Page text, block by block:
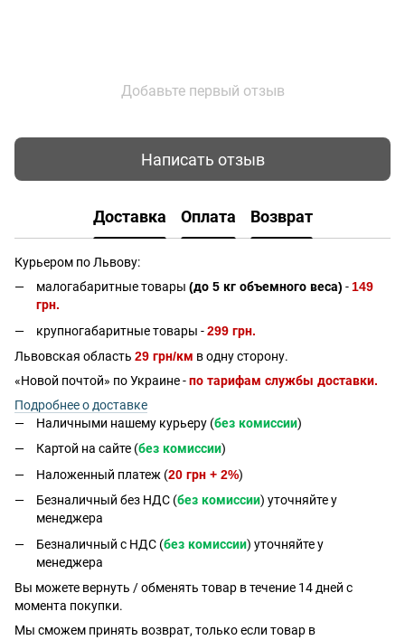
Добавьте первый отзыв
Написать отзыв
Доставка Оплата Возврат
Курьером по Львову:
малогабаритные товары (до 5 кг объемного веса) -149
грн.
крупногабаритные товары -299 грн.
Львовская область 29 грн/км в одну сторону.
«Новой почтой» по Украине -по тарифам службы доставки.
Подробнее о доставке
Наличными нашему курьеру (без комиссии)
Картой на сайте (без комиссии)
Наложенный платеж (20 грн + 2%)
Безналичный без НДС (без комиссии) уточняйте у
менеджера
Безналичный с НДС (без комиссии) уточняйте у
менеджера
Bы можете вернуть / обменять товар в течение 14 дней с
момента покупки.
Мы сможем принять возврат, только если товар в